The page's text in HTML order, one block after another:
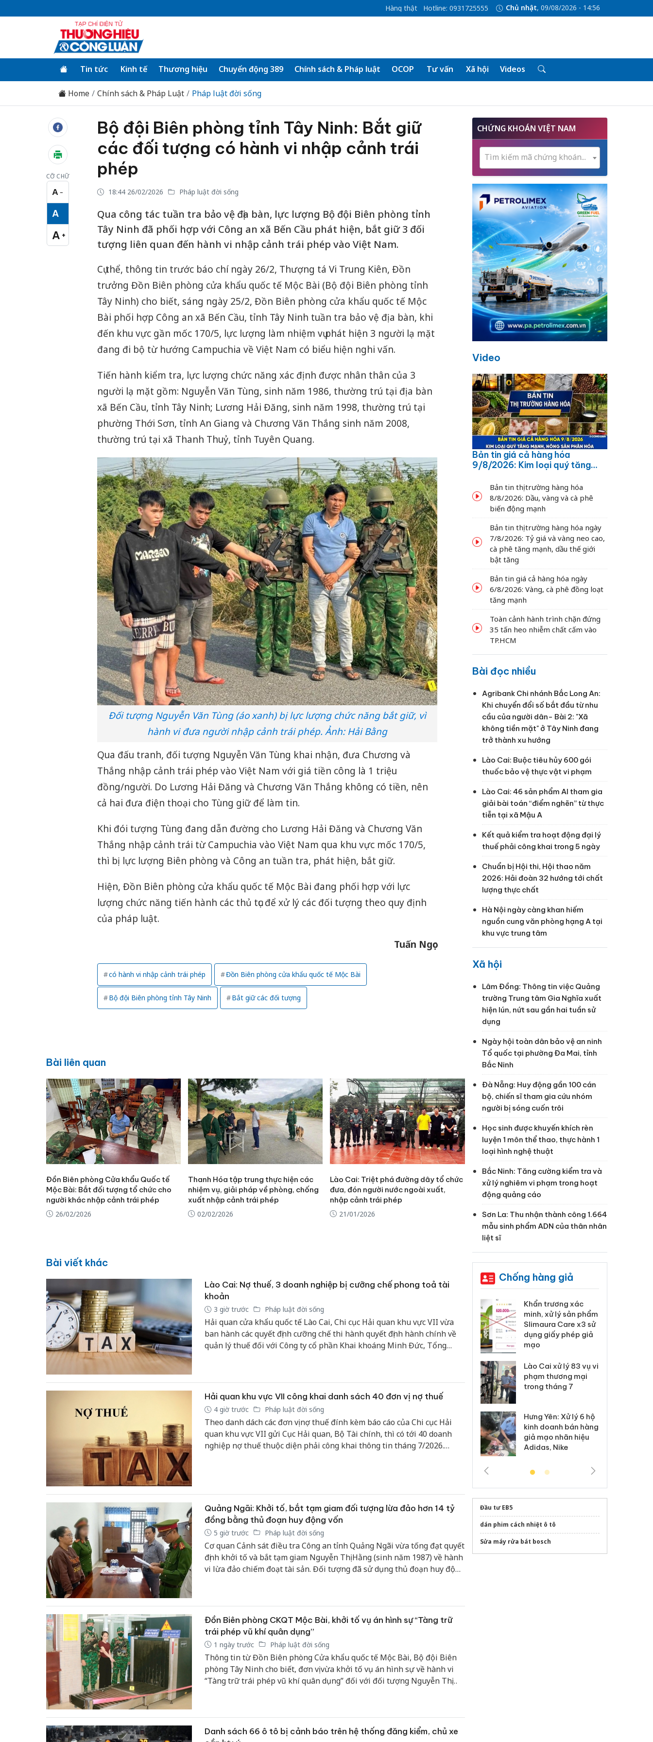
Hàng thật Hotline: 0931725555 Chủ nhật, 09/08/2026 - 14:56
Tin tức Kinh tế Thương hiệu Chuyển động 389 Chính sách & Pháp luật OCOP Tư vấn Xã hội Videos
Home Chính sách & Pháp Luật Pháp luật đời sống
CỠ CHỮ
A −
Cỡ chữ nhỏ
A
Cỡ chữ vừa
A +
Cỡ chữ lớn
Bộ đội Biên phòng tỉnh Tây Ninh: Bắt giữ
các đối tượng có hành vi nhập cảnh trái
phép
18:44 26/02/2026 Pháp luật đời sống
Qua công tác tuần tra bảo vệ địa bàn, lực lượng Bộ đội Biên phòng tỉnh
Tây Ninh đã phối hợp với Công an xã Bến Cầu phát hiện, bắt giữ 3 đối
tượng liên quan đến hành vi nhập cảnh trái phép vào Việt Nam.
Cụ thể, thông tin trước báo chí ngày 26/2, Thượng tá Vi Trung Kiên, Đồn
trưởng Đồn Biên phòng cửa khẩu quốc tế Mộc Bài (Bộ đội Biên phòng tỉnh
Tây Ninh) cho biết, sáng ngày 25/2, Đồn Biên phòng cửa khẩu quốc tế Mộc
Bài phối hợp Công an xã Bến Cầu, tỉnh Tây Ninh tuần tra bảo vệ địa bàn, khi
đến khu vực gần mốc 170/5, lực lượng làm nhiệm vụ phát hiện 3 người lạ mặt
đang đi bộ từ hướng Campuchia về Việt Nam có biểu hiện nghi vấn.
Tiến hành kiểm tra, lực lượng chức năng xác định được nhân thân của 3
người lạ mặt gồm: Nguyễn Văn Tùng, sinh năm 1986, thường trú tại địa bàn
xã Bến Cầu, tỉnh Tây Ninh; Lương Hải Đăng, sinh năm 1998, thường trú tại
phường Thới Sơn, tỉnh An Giang và Chương Văn Thắng sinh năm 2008,
thường trú tại xã Thanh Thuỷ, tỉnh Tuyên Quang.
Đối tượng Nguyễn Văn Tùng (áo xanh) bị lực lượng chức năng bắt giữ, vì
hành vi đưa người nhập cảnh trái phép. Ảnh: Hải Bằng
Qua đấu tranh, đối tượng Nguyễn Văn Tùng khai nhận, đưa Chương và
Thắng nhập cảnh trái phép vào Việt Nam với giá tiền công là 1 triệu
đồng/người. Do Lương Hải Đăng và Chương Văn Thắng không có tiền, nên
cả hai đưa điện thoại cho Tùng giữ để làm tin.
Khi đói tượng Tùng đang dẫn đường cho Lương Hải Đăng và Chương Văn
Thắng nhập cảnh trái từ Campuchia vào Việt Nam qua khu vực mốc 170/5,
thì bị lực lượng Biên phòng và Công an tuần tra, phát hiện, bắt giữ.
Hiện, Đồn Biên phòng cửa khẩu quốc tế Mộc Bài đang phối hợp với lực
lượng chức năng tiến hành các thủ tục để xử lý các đối tượng theo quy định
của pháp luật.
Tuấn Ngọc
có hành vi nhập cảnh trái phép Đồn Biên phòng cửa khẩu quốc tế Mộc Bài
Bộ đội Biên phòng tỉnh Tây Ninh Bắt giữ các đối tượng
Bài liên quan
Đồn Biên phòng Cửa khẩu Quốc tế
Mộc Bài: Bắt đối tượng tổ chức cho
người khác nhập cảnh trái phép
26/02/2026
Thanh Hóa tập trung thực hiện các
nhiệm vụ, giải pháp về phòng, chống
xuất nhập cảnh trái phép
02/02/2026
Lào Cai: Triệt phá đường dây tổ chức
đưa, đón người nước ngoài xuất,
nhập cảnh trái phép
21/01/2026
Bài viết khác
Lào Cai: Nợ thuế, 3 doanh nghiệp bị cưỡng chế phong toả tài
khoản
3 giờ trước Pháp luật đời sống
Hải quan cửa khẩu quốc tế Lào Cai, Chi cục Hải quan khu vực VII vừa
ban hành các quyết định cưỡng chế thi hành quyết định hành chính về
quản lý thuế đối với Công ty cổ phần Khai khoáng Minh Đức, Tổng
Hải quan khu vực VII công khai danh sách 40 đơn vị nợ thuế
4 giờ trước Pháp luật đời sống
Theo danh dách các đơn vị nợ thuế đính kèm báo cáo của Chi cục Hải
quan khu vực VII gửi Cục Hải quan, Bộ Tài chính, thì có tới 40 doanh
nghiệp nợ thuế thuộc diện phải công khai thông tin tháng 7/2026.
Quảng Ngãi: Khởi tố, bắt tạm giam đối tượng lừa đảo hơn 14 tỷ
đồng bằng thủ đoạn huy động vốn
5 giờ trước Pháp luật đời sống
Cơ quan Cảnh sát điều tra Công an tỉnh Quảng Ngãi vừa tống đạt quyết
định khởi tố và bắt tạm giam Nguyễn Thị Hằng (sinh năm 1987) về hành
vi lừa đảo chiếm đoạt tài sản. Đối tượng đã sử dụng thủ đoạn huy động
Đồn Biên phòng CKQT Mộc Bài, khởi tố vụ án hình sự “Tàng trữ
trái phép vũ khí quân dụng”
1 ngày trước Pháp luật đời sống
Thông tin từ Đồn Biên phòng Cửa khẩu quốc tế Mộc Bài, Bộ đội Biên
phòng Tây Ninh cho biết, đơn vị vừa khởi tố vụ án hình sự về hành vi
“Tàng trữ trái phép vũ khí quân dụng” đối với đối tượng Nguyễn Thị
Danh sách 66 ô tô bị cảnh báo trên hệ thống đăng kiểm, chủ xe
CHỨNG KHOÁN VIỆT NAM
Tìm kiếm mã chứng khoán...
Video
Bản tin giá cả hàng hóa
9/8/2026: Kim loại quý tăng
Bản tin thị trường hàng hóa
8/8/2026: Dầu, vàng và cà phê
biến động mạnh
Bản tin thị trường hàng hóa ngày
7/8/2026: Tỷ giá và vàng neo cao,
cà phê tăng mạnh, dầu thế giới
bật tăng
Bản tin giá cả hàng hóa ngày
6/8/2026: Vàng, cà phê đồng loạt
tăng mạnh
Toàn cảnh hành trình chặn đứng
35 tấn heo nhiễm chất cấm vào
TP.HCM
Bài đọc nhiều
Agribank Chi nhánh Bắc Long An:
Khi chuyển đổi số bắt đầu từ nhu
cầu của người dân- Bài 2: "Xã
không tiền mặt" ở Tây Ninh đang
trở thành xu hướng
Lào Cai: Buộc tiêu hủy 600 gói
thuốc bảo vệ thực vật vi phạm
Lào Cai: 46 sản phẩm AI tham gia
giải bài toán “điểm nghẽn” từ thực
tiễn tại xã Mậu A
Kết quả kiểm tra hoạt động đại lý
thuế phải công khai trong 5 ngày
Chuẩn bị Hội thi, Hội thao năm
2026: Hải đoàn 32 hướng tới chất
lượng thực chất
Hà Nội ngày càng khan hiếm
nguồn cung văn phòng hạng A tại
khu vực trung tâm
Xã hội
Lâm Đồng: Thông tin việc Quảng
trường Trung tâm Gia Nghĩa xuất
hiện lún, nứt sau gần hai tuần sử
dụng
Ngày hội toàn dân bảo vệ an ninh
Tổ quốc tại phường Đa Mai, tỉnh
Bắc Ninh
Đà Nẵng: Huy động gần 100 cán
bộ, chiến sĩ tham gia cứu nhóm
người bị sóng cuốn trôi
Học sinh được khuyến khích rèn
luyện 1 môn thể thao, thực hành 1
loại hình nghệ thuật
Bắc Ninh: Tăng cường kiểm tra và
xử lý nghiêm vi phạm trong hoạt
động quảng cáo
Sơn La: Thu nhận thành công 1.664
mẫu sinh phẩm ADN của thân nhân
liệt sĩ
Chống hàng giả
sản phẩm nhập lậu,
bảo vệ môi trường
kinh doanh
bán yến sào giả
Thanh Hóa: Tìm bị
hại trong vụ án buôn
bán bình sữa
Moyuum giả
Khẩn trương xác
minh, xử lý sản phẩm
Slimaura Care x3 sử
dụng giấy phép giả
mạo
Lào Cai xử lý 83 vụ vi
phạm thương mại
trong tháng 7
Hưng Yên: Xử lý 6 hộ
kinh doanh bán hàng
giả mạo nhãn hiệu
Adidas, Nike
Đầu tư EB5
dán phim cách nhiệt ô tô
Sửa máy rửa bát bosch